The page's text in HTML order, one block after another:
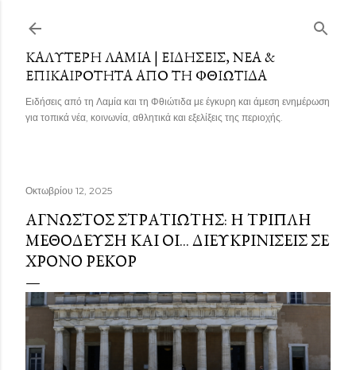
ΚΑΛΎΤΕΡΗ ΛΑΜΊΑ | ΕΙΔΉΣΕΙΣ, ΝΈΑ &
ΕΠΙΚΑΙΡΌΤΗΤΑ ΑΠΌ ΤΗ ΦΘΙΏΤΙΔΑ
Ειδήσεις από τη Λαμία και τη Φθιώτιδα με έγκυρη και άμεση ενημέρωση
για τοπικά νέα, κοινωνία, αθλητικά και εξελίξεις της περιοχής.
Οκτωβρίου 12, 2025
ΆΓΝΩΣΤΟΣ ΣΤΡΑΤΙΏΤΗΣ: Η ΤΡΙΠΛΉ
ΜΕΘΌΔΕΥΣΗ ΚΑΙ ΟΙ... ΔΙΕΥΚΡΙΝΊΣΕΙΣ ΣΕ
ΧΡΌΝΟ ΡΕΚΌΡ